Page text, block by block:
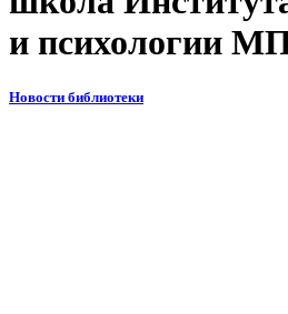
и психологии
Новости библиотеки